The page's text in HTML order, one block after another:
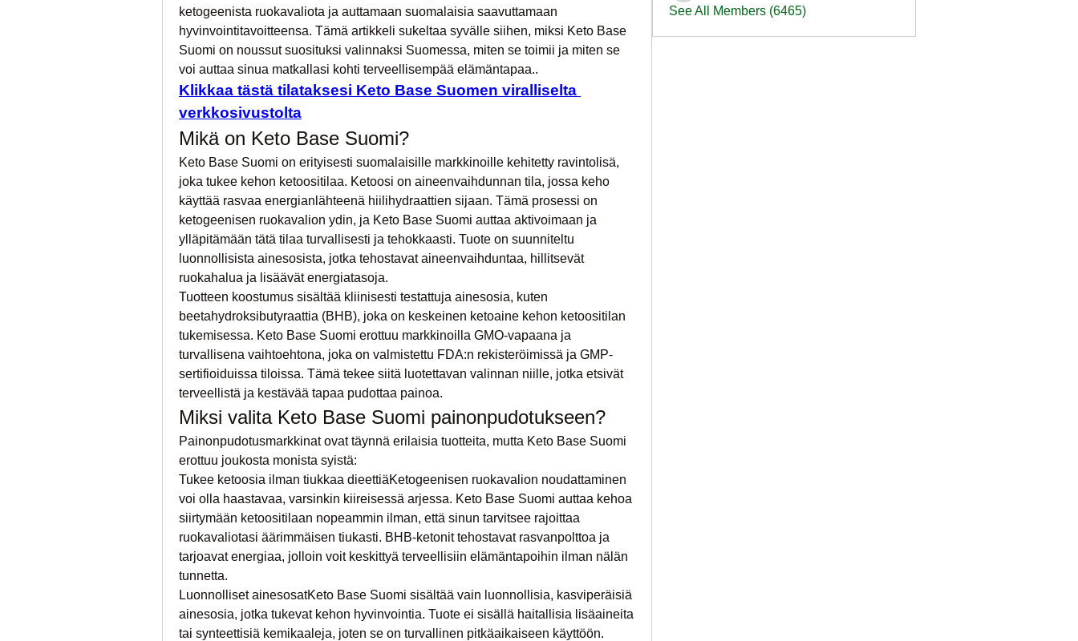
ketogeenista ruokavaliota ja auttamaan suomalaisia saavuttamaan
hyvinvointitavoitteensa. Tämä artikkeli sukeltaa syvälle siihen, miksi Keto Base
Suomi on noussut suosituksi valinnaksi Suomessa, miten se toimii ja miten se
voi auttaa sinua matkallasi kohti terveellisempää elämäntapaa..
Klikkaa tästä tilataksesi Keto Base Suomen viralliselta
verkkosivustolta
Mikä on Keto Base Suomi?
Keto Base Suomi on erityisesti suomalaisille markkinoille kehitetty ravintolisä,
joka tukee kehon ketoositilaa. Ketoosi on aineenvaihdunnan tila, jossa keho
käyttää rasvaa energianlähteenä hiilihydraattien sijaan. Tämä prosessi on
ketogeenisen ruokavalion ydin, ja Keto Base Suomi auttaa aktivoimaan ja
ylläpitämään tätä tilaa turvallisesti ja tehokkaasti. Tuote on suunniteltu
luonnollisista ainesosista, jotka tehostavat aineenvaihduntaa, hillitsevät
ruokahalua ja lisäävät energiatasoja.
Tuotteen koostumus sisältää kliinisesti testattuja ainesosia, kuten
beetahydroksibutyraattia (BHB), joka on keskeinen ketoaine kehon ketoositilan
tukemisessa. Keto Base Suomi erottuu markkinoilla GMO-vapaana ja
turvallisena vaihtoehtona, joka on valmistettu FDA:n rekisteröimissä ja GMP-
sertifioiduissa tiloissa. Tämä tekee siitä luotettavan valinnan niille, jotka etsivät
terveellistä ja kestävää tapaa pudottaa painoa.
Miksi valita Keto Base Suomi painonpudotukseen?
Painonpudotusmarkkinat ovat täynnä erilaisia tuotteita, mutta Keto Base Suomi
erottuu joukosta monista syistä:
Tukee ketoosia ilman tiukkaa dieettiäKetogeenisen ruokavalion noudattaminen
voi olla haastavaa, varsinkin kiireisessä arjessa. Keto Base Suomi auttaa kehoa
siirtymään ketoositilaan nopeammin ilman, että sinun tarvitsee rajoittaa
ruokavaliotasi äärimmäisen tiukasti. BHB-ketonit tehostavat rasvanpolttoa ja
tarjoavat energiaa, jolloin voit keskittyä terveellisiin elämäntapoihin ilman nälän
tunnetta.
Luonnolliset ainesosatKeto Base Suomi sisältää vain luonnollisia, kasviperäisiä
ainesosia, jotka tukevat kehon hyvinvointia. Tuote ei sisällä haitallisia lisäaineita
tai synteettisiä kemikaaleja, joten se on turvallinen pitkäaikaiseen käyttöön.
See All Members (6465)